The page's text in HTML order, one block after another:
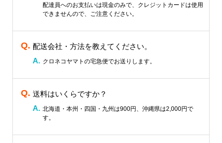
配達員へのお支払いは現金のみで、クレジットカードは使用
できませんので、ご注意ください。
配送会社・方法を教えてください。
クロネコヤマトの宅急便でお送りします。
送料はいくらですか？
北海道・本州・四国・九州は900円、沖縄県は2,000円で
す。